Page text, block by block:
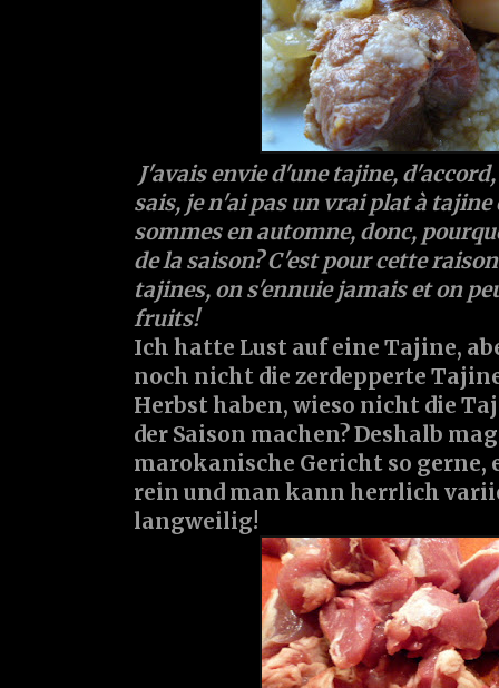
J'avais envie d'une tajine,
sais, je n'ai pas un vrai plat à tajine
sommes en automne, donc,
de la saison? C'est pour cette
tajines, on s'ennuie jamais et on
fruits!
Ich hatte Lust auf eine Tajine,
noch nicht die zerdepperte
Herbst haben, wieso nicht die
der Saison machen? Deshalb
marokanische Gericht so gerne,
rein und man kann herrlich
langweilig!